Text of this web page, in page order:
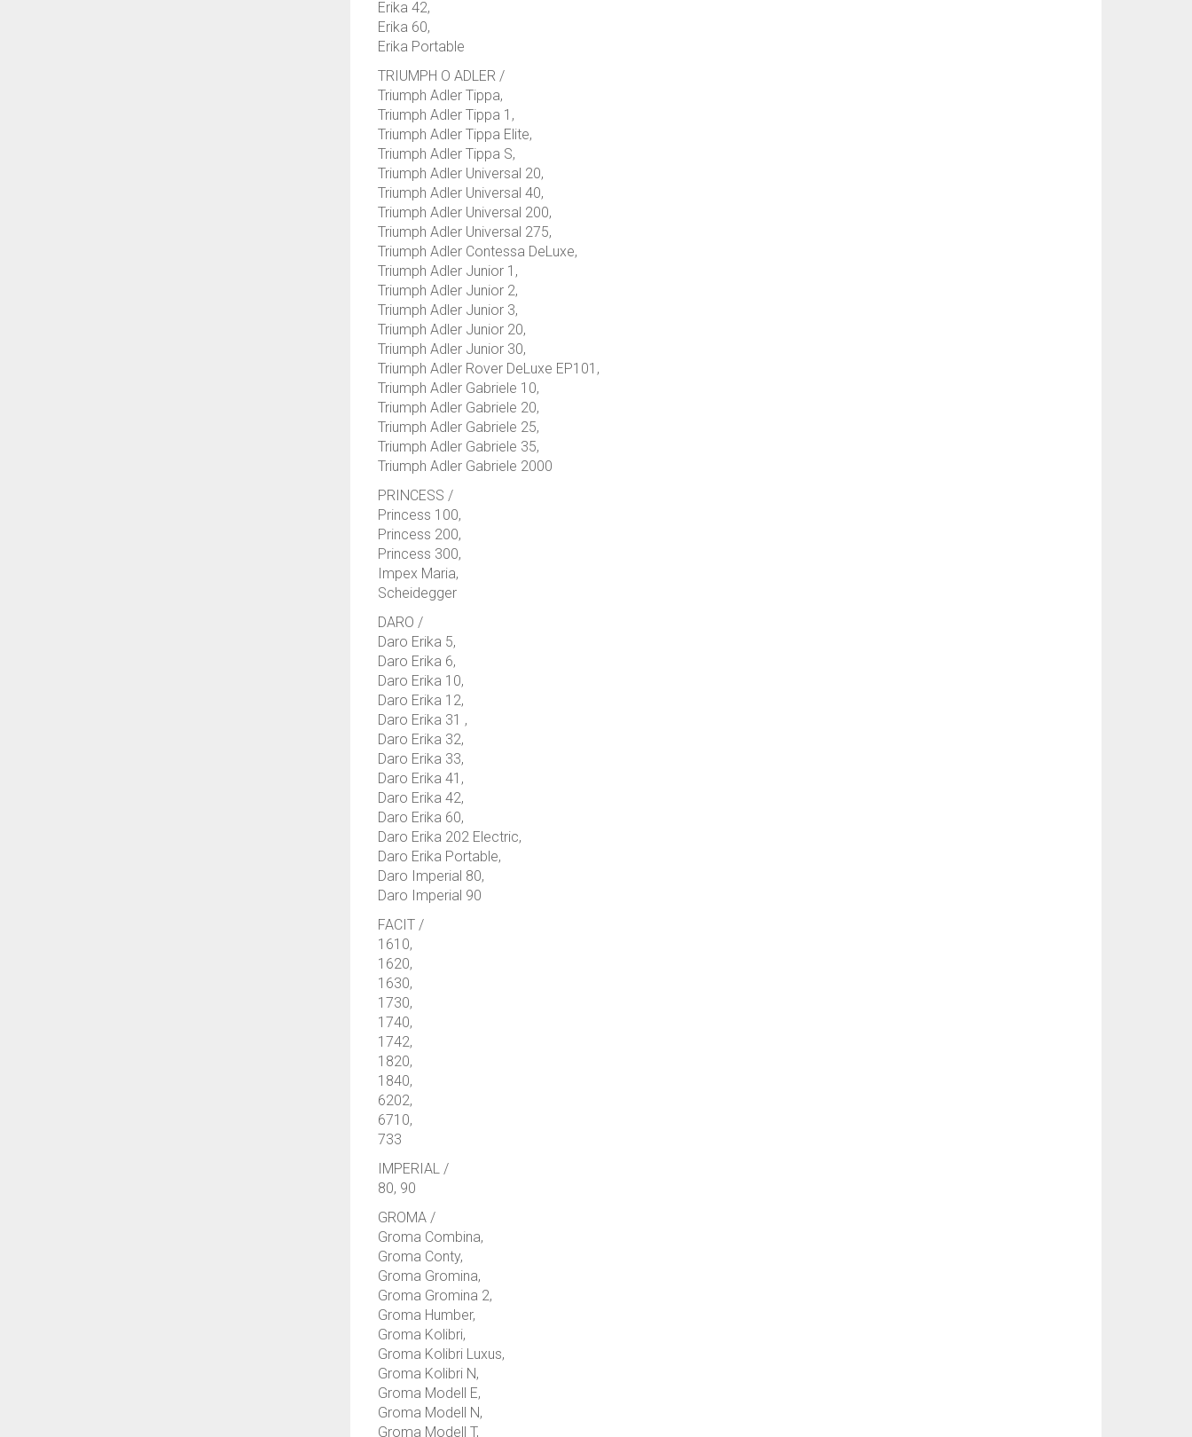
Erika 42,
Erika 60,
Erika Portable
TRIUMPH O ADLER /
Triumph Adler Tippa,
Triumph Adler Tippa 1,
Triumph Adler Tippa Elite,
Triumph Adler Tippa S,
Triumph Adler Universal 20,
Triumph Adler Universal 40,
Triumph Adler Universal 200,
Triumph Adler Universal 275,
Triumph Adler Contessa DeLuxe,
Triumph Adler Junior 1,
Triumph Adler Junior 2,
Triumph Adler Junior 3,
Triumph Adler Junior 20,
Triumph Adler Junior 30,
Triumph Adler Rover DeLuxe EP101,
Triumph Adler Gabriele 10,
Triumph Adler Gabriele 20,
Triumph Adler Gabriele 25,
Triumph Adler Gabriele 35,
Triumph Adler Gabriele 2000
PRINCESS /
Princess 100,
Princess 200,
Princess 300,
Impex Maria,
Scheidegger
DARO /
Daro Erika 5,
Daro Erika 6,
Daro Erika 10,
Daro Erika 12,
Daro Erika 31 ,
Daro Erika 32,
Daro Erika 33,
Daro Erika 41,
Daro Erika 42,
Daro Erika 60,
Daro Erika 202 Electric,
Daro Erika Portable,
Daro Imperial 80,
Daro Imperial 90
FACIT /
1610,
1620,
1630,
1730,
1740,
1742,
1820,
1840,
6202,
6710,
733
IMPERIAL /
80, 90
GROMA /
Groma Combina,
Groma Conty,
Groma Gromina,
Groma Gromina 2,
Groma Humber,
Groma Kolibri,
Groma Kolibri Luxus,
Groma Kolibri N,
Groma Modell E,
Groma Modell N,
Groma Modell T,